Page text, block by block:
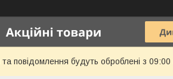
повідомлення будуть оброблені з